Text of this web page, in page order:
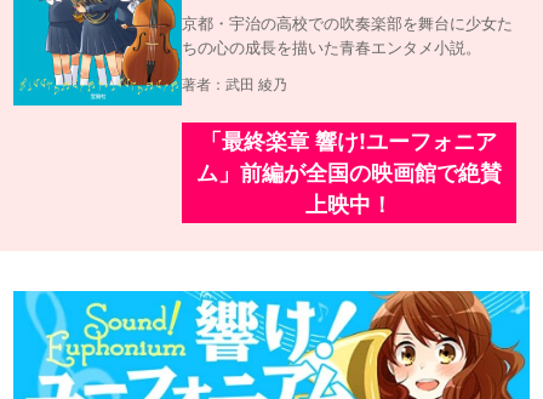
京都・宇治の高校での吹奏楽部を舞台に少女た
ちの心の成長を描いた青春エンタメ小説。
著者：武田 綾乃
「最終楽章 響け!ユーフォニア
ム」前編が全国の映画館で絶賛
上映中！